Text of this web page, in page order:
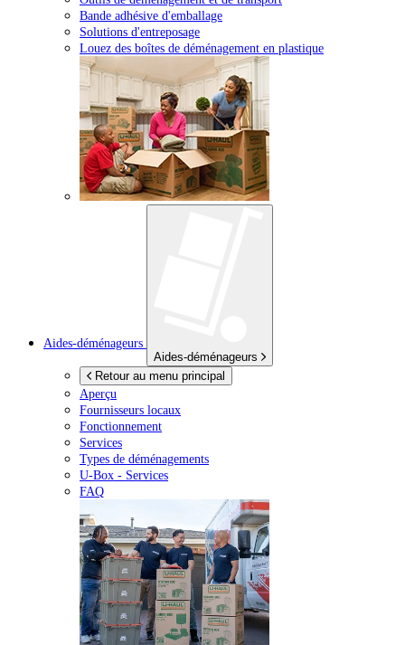
Bande adhésive d'emballage
Solutions d'entreposage
Louez des boîtes de déménagement en plastique
Aides-déménageurs
Aides-déménageurs
Retour au menu principal
Aperçu
Fournisseurs locaux
Fonctionnement
Services
Types de déménagements
U-Box - Services
FAQ